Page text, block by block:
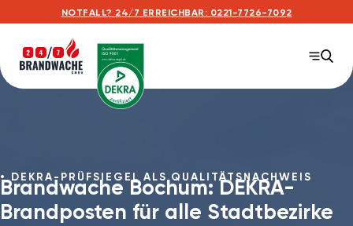
NOTFALL? 24/7 ERREICHBAR: 0221-7726-7092
DEKRA-PRÜFSIEGEL ALS QUALITÄTSNACHWEIS
Brandwache Bochum: DEKRA-
Brandposten für alle Stadtbezirke